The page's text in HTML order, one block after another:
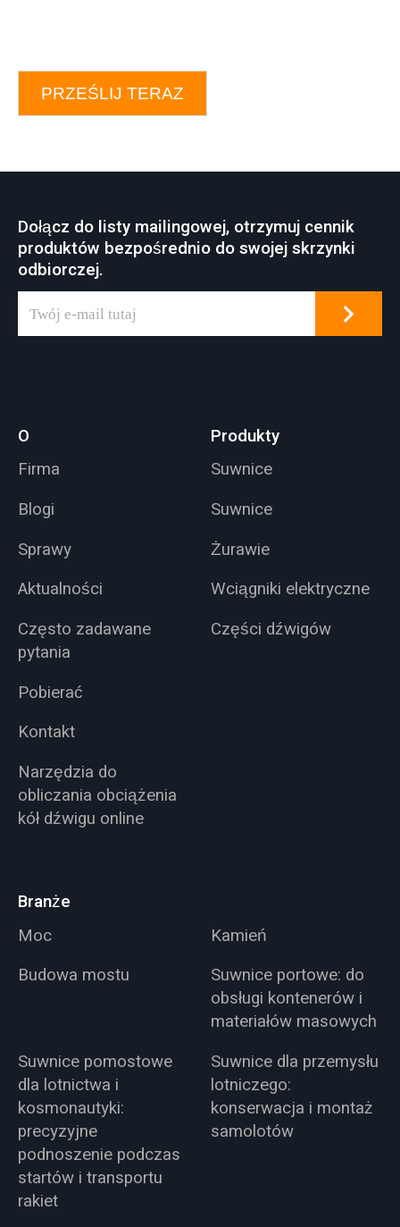
PRZEŚLIJ TERAZ
Dołącz do listy mailingowej, otrzymuj cennik
produktów bezpośrednio do swojej skrzynki
odbiorczej.
O
Firma
Blogi
Sprawy
Aktualności
Często zadawane
pytania
Pobierać
Kontakt
Narzędzia do
obliczania obciążenia
kół dźwigu online
Produkty
Suwnice
Suwnice
Żurawie
Wciągniki elektryczne
Części dźwigów
Branże
Moc
Kamień
Budowa mostu
Suwnice portowe: do
obsługi kontenerów i
materiałów masowych
Suwnice pomostowe
dla lotnictwa i
kosmonautyki:
precyzyjne
podnoszenie podczas
startów i transportu
rakiet
Suwnice dla przemysłu
lotniczego:
konserwacja i montaż
samolotów